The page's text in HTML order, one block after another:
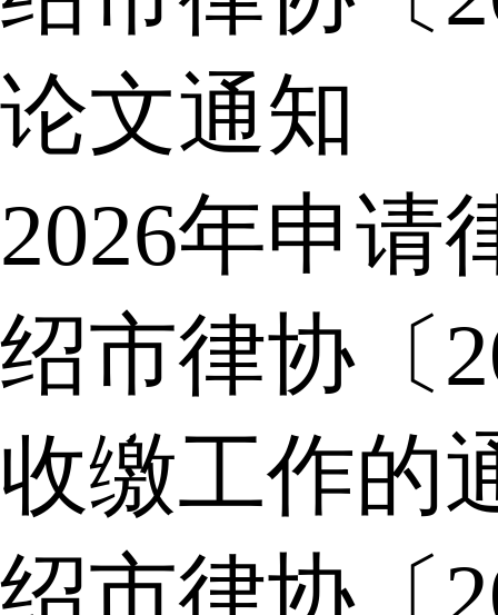
论文通知
2026年申请
绍市律协〔
收缴工作的
绍市律协〔